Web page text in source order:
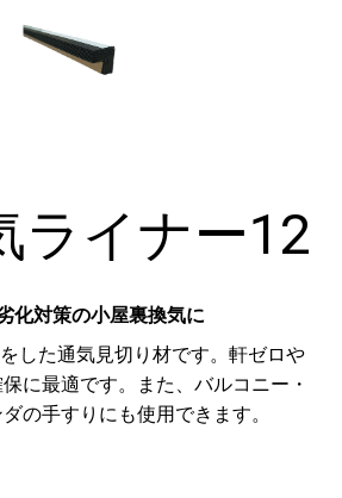
ライナー12
化対策の小屋裏換気に
した通気見切り材です。軒ゼロや
に最適です。また、バルコニー・
の手すりにも使用できます。